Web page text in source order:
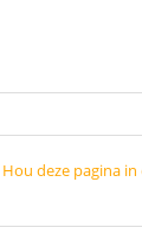
deze pagina